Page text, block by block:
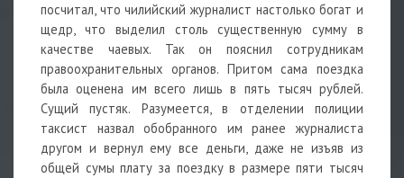
посчитал, что чилийский журналист настолько богат и
щедр, что выделил столь существенную сумму в
качестве чаевых. Так он пояснил сотрудникам
правоохранительных органов. Притом сама поездка
была оценена им всего лишь в пять тысяч рублей.
Сущий пустяк. Разумеется, в отделении полиции
таксист назвал обобранного им ранее журналиста
другом и вернул ему все деньги, даже не изъяв из
общей сумы плату за поездку в размере пяти тысяч